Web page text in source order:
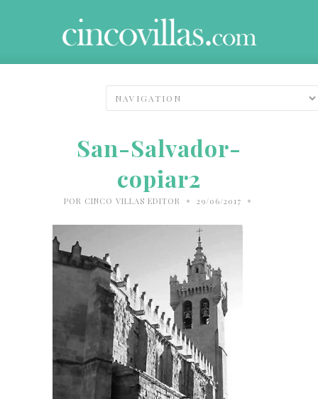
San-Salvador-
copiar2
POR CINCO VILLAS EDITOR • 29/06/2017 •